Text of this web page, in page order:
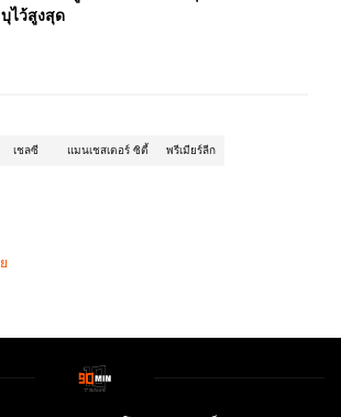
ไว้สูงสุด
เชลซี แมนเชสเตอร์ ซิตี้
พรีเมียร์ลีก